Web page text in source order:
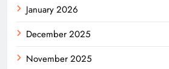
January 2026
December 2025
November 2025